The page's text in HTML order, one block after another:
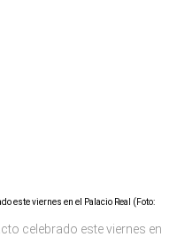
celebrado este viernes en